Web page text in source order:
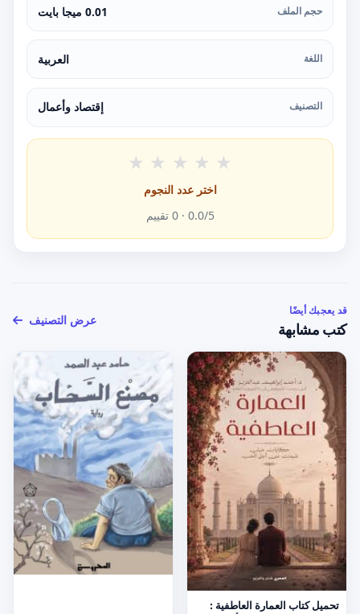
حجم الملف 0.01 ميجا بايت
اللغة العربية
التصنيف إقتصاد وأعمال
★ ★ ★ ★ ★
اختر عدد النجوم
0.0/5 ·
0 تقييم
قد يعجبك أيضًا
كتب مشابهة
عرض التصنيف
تحميل كتاب العمارة العاطفية :